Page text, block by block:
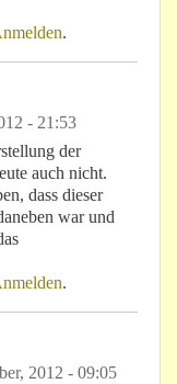
.
- 21:53
der
auch nicht.
dass dieser
war und
.
2012 - 09:05